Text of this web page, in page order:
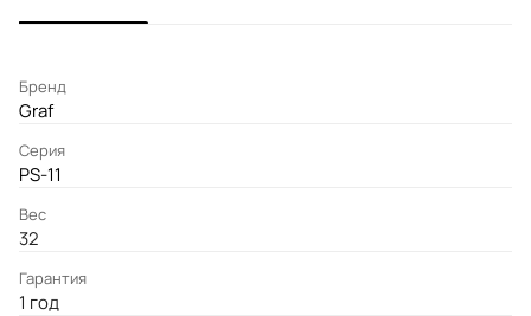
Бренд
Graf
Серия
PS-11
Вес
32
Гарантия
1 год